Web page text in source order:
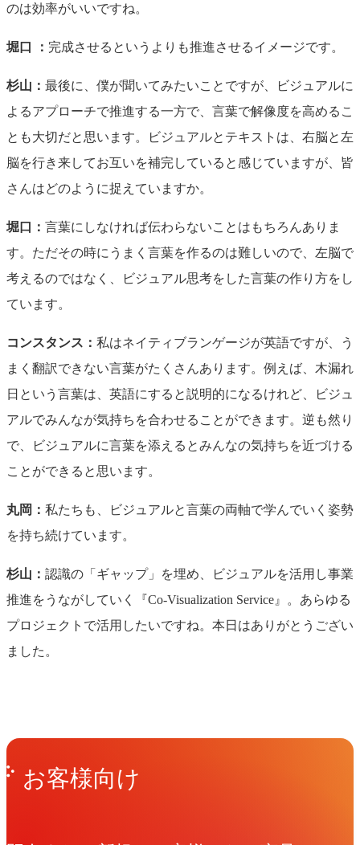
のは効率がいいですね。
堀口 ： 完成させるというよりも推進させるイメージです。
杉山： 最後に、僕が聞いてみたいことですが、ビジュアルに
よるアプローチで推進する一方で、言葉で解像度を高めるこ
とも大切だと思います。ビジュアルとテキストは、右脳と左
脳を行き来してお互いを補完していると感じていますが、皆
さんはどのように捉えていますか。
堀口： 言葉にしなければ伝わらないことはもちろんありま
す。ただその時にうまく言葉を作るのは難しいので、左脳で
考えるのではなく、ビジュアル思考をした言葉の作り方をし
ています。
コンスタンス： 私はネイティブランゲージが英語ですが、う
まく翻訳できない言葉がたくさんあります。例えば、木漏れ
日という言葉は、英語にすると説明的になるけれど、ビジュ
アルでみんなが気持ちを合わせることができます。逆も然り
で、ビジュアルに言葉を添えるとみんなの気持ちを近づける
ことができると思います。
丸岡： 私たちも、ビジュアルと言葉の両軸で学んでいく姿勢
を持ち続けています。
杉山： 認識の「ギャップ」を埋め、ビジュアルを活用し事業
推進をうながしていく『Co-Visualization Service』。あらゆる
プロジェクトで活用したいですね。本日はありがとうござい
ました。
Get in Touchお問い合わせ
お客様向け